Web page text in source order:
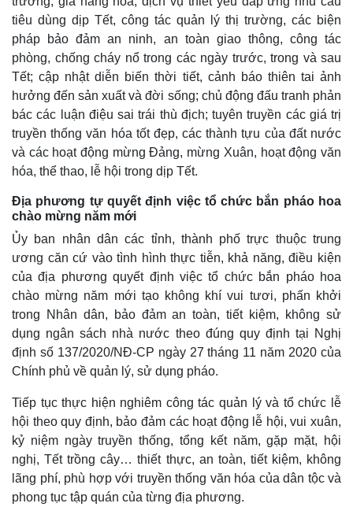
Doanh nghiệp
Thông tin doanh nghiệp
Doanh nghiệp 24h
Doanh nhân
Vì cộng đồng
Công nghệ
Sành điệu
Tin Công nghệ
Trải nghiệm
Chuyển đổi số
tiêu dùng dịp Tết, công tác quản lý thị trường, các biện
pháp bảo đảm an ninh, an toàn giao thông, công tác
phòng, chống cháy nổ trong các ngày trước, trong và sau
Tết; cập nhật diễn biến thời tiết, cảnh báo thiên tai ảnh
hưởng đến sản xuất và đời sống; chủ động đấu tranh phản
bác các luận điệu sai trái thù địch; tuyên truyền các giá trị
truyền thống văn hóa tốt đẹp, các thành tựu của đất nước
và các hoạt động mừng Đảng, mừng Xuân, hoạt động văn
hóa, thể thao, lễ hội trong dịp Tết.
Địa phương tự quyết định việc tổ chức bắn pháo hoa
chào mừng năm mới
Ủy ban nhân dân các tỉnh, thành phố trực thuộc trung
ương căn cứ vào tình hình thực tiễn, khả năng, điều kiện
của địa phương quyết định việc tổ chức bắn pháo hoa
chào mừng năm mới tạo không khí vui tươi, phấn khởi
trong Nhân dân, bảo đảm an toàn, tiết kiệm, không sử
dụng ngân sách nhà nước theo đúng quy định tại Nghị
định số 137/2020/NĐ-CP ngày 27 tháng 11 năm 2020 của
Chính phủ về quản lý, sử dụng pháo.
Tiếp tục thực hiện nghiêm công tác quản lý và tổ chức lễ
hội theo quy định, bảo đảm các hoạt động lễ hội, vui xuân,
kỷ niệm ngày truyền thống, tổng kết năm, gặp mặt, hội
nghị, Tết trồng cây… thiết thực, an toàn, tiết kiệm, không
lãng phí, phù hợp với truyền thống văn hóa của dân tộc và
phong tục tập quán của từng địa phương.